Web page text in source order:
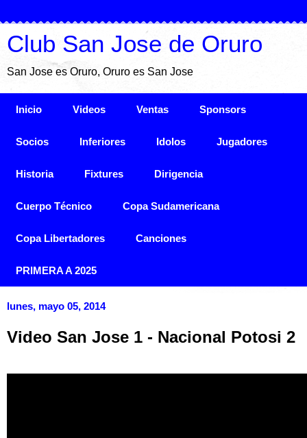
Club San Jose de Oruro
San Jose es Oruro, Oruro es San Jose
Inicio Videos Ventas Sponsors
Socios Inferiores Idolos Jugadores
Historia Fixtures Dirigencia
Cuerpo Técnico Copa Sudamericana
Copa Libertadores Canciones
PRIMERA A 2025
lunes, mayo 05, 2014
Video San Jose 1 - Nacional Potosi 2